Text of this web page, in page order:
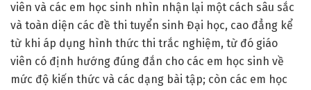
viên và các em học sinh nhìn nhận lại một cách sâu sắc
và toàn diện các đề thi tuyển sinh Đại học, cao đẳng kể
từ khi áp dụng hình thức thi trắc nghiệm, từ đó giáo
viên có định hướng đúng đắn cho các em học sinh về
mức độ kiến thức và các dạng bài tập; còn các em học